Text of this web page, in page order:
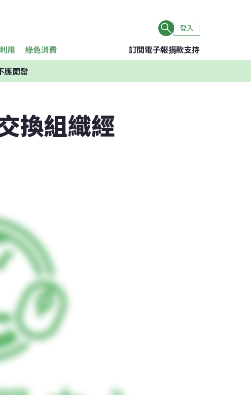
登入
用 綠色消費 訂閱電子報捐款支持
應開發
換組織經